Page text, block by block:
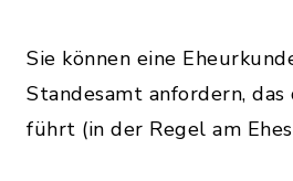
Sie können eine
Standesamt anfordern,
führt (in der Regel am